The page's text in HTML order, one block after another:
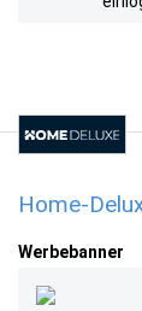
Home-
Werbebanner